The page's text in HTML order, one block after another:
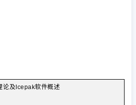
论及Icepak软件概述